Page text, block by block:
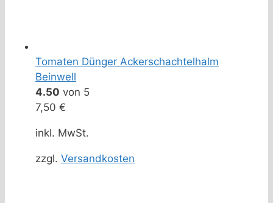
Tomaten Dünger Ackerschachtelhalm
Beinwell
4.50 von 5
7,50 €
inkl. MwSt.
zzgl. Versandkosten